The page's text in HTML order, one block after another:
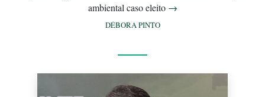
ambiental caso eleito →
DÉBORA PINTO